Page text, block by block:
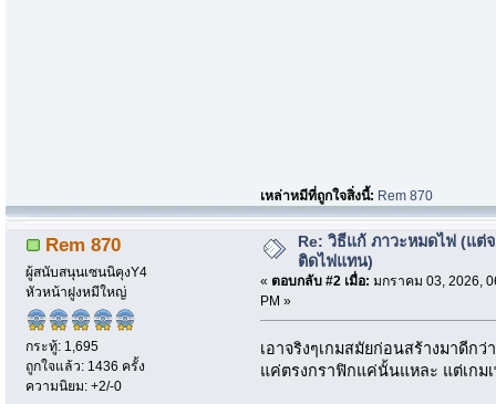
เหล่าหมีที่ถูกใจสิ่งนี้: Rem 870
Rem 870
ผู้สนับสนุนเซนนิคุงY4
หัวหน้าฝูงหมีใหญ่
กระทู้: 1,695
ถูกใจแล้ว: 1436 ครั้ง
ความนิยม: +2/-0
Re: วิธีแก้ ภาวะหมดไฟ (แต่
ติดไฟแทน)
« ตอบกลับ #2 เมื่อ: มกราคม 03, 2026,
PM »
เอาจริงๆเกมสมัยก่อนสร้างมาดีกว่
แค่ตรงกราฟิกแค่นั้นแหละ แต่เกม